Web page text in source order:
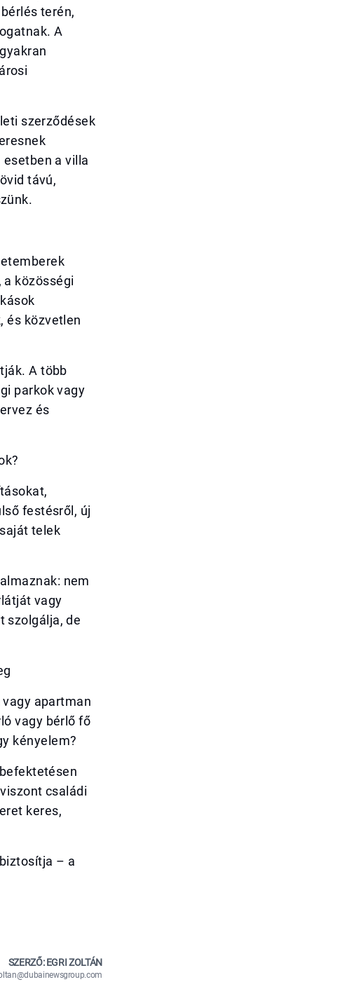
terén,
A
szerződések
a villa
távú,
közösségi
és közvetlen
A több
parkok vagy
és
festésről, új
telek
nem
vagy
szolgálja, de
apartman
vagy bérlő fő
kényelem?
családi
keres,
– a
SZERZŐ: EGRI ZOLTÁN